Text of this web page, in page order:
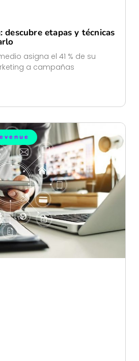
etapas y técnicas
asigna el 41 % de su
a campañas